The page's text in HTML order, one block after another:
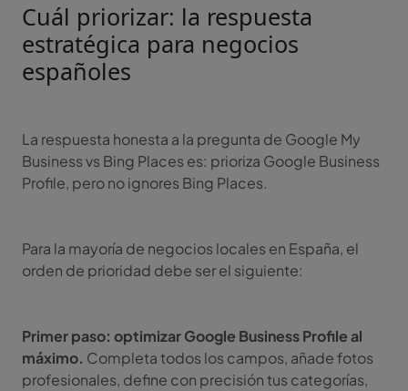
Cuál priorizar: la respuesta
estratégica para negocios
españoles
La respuesta honesta a la pregunta de Google My
Business vs Bing Places es: prioriza Google Business
Profile, pero no ignores Bing Places.
Para la mayoría de negocios locales en España, el
orden de prioridad debe ser el siguiente:
Primer paso: optimizar Google Business Profile al
máximo. Completa todos los campos, añade fotos
profesionales, define con precisión tus categorías,